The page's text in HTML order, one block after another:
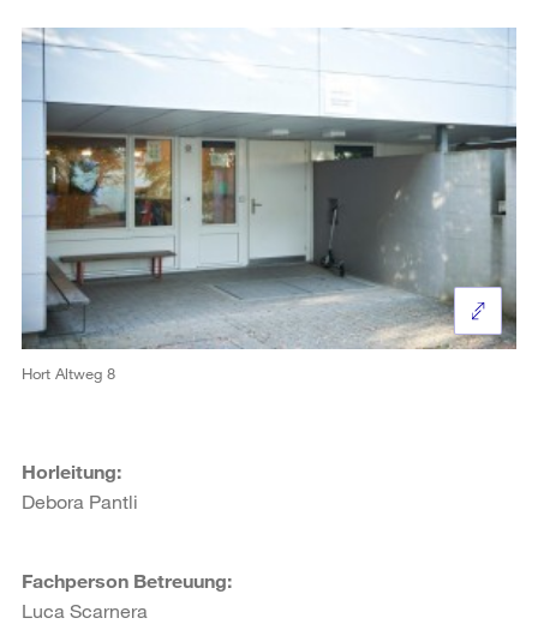
Hort Altweg 8
Horleitung:
Debora Pantli
Fachperson Betreuung:
Luca Scarnera